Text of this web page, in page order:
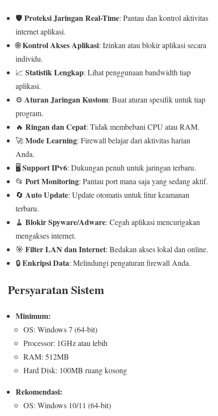
🛡️ Proteksi Jaringan Real-Time: Pantau dan kontrol aktivitas
internet aplikasi.
🌐Kontrol Akses Aplikasi: Izinkan atau blokir aplikasi secara
individu.
📈 Statistik Lengkap: Lihat penggunaan bandwidth tiap
aplikasi.
⚙️ Aturan Jaringan Kustom: Buat aturan spesifik untuk tiap
program.
🔥 Ringan dan Cepat: Tidak membebani CPU atau RAM.
🚀Mode Learning: Firewall belajar dari aktivitas harian
Anda.
🖥️Support IPv6: Dukungan penuh untuk jaringan terbaru.
📂 Port Monitoring: Pantau port mana saja yang sedang aktif.
🔄 Auto Update: Update otomatis untuk fitur keamanan
terbaru.
🧹 Blokir Spyware/Adware: Cegah aplikasi mencurigakan
mengakses internet.
🎯 Filter LAN dan Internet: Bedakan akses lokal dan online.
🔒Enkripsi Data: Melindungi pengaturan firewall Anda.
Persyaratan Sistem
Minimum:
OS: Windows 7 (64-bit)
Processor: 1GHz atau lebih
RAM: 512MB
Hard Disk: 100MB ruang kosong
Rekomendasi:
OS: Windows 10/11 (64-bit)